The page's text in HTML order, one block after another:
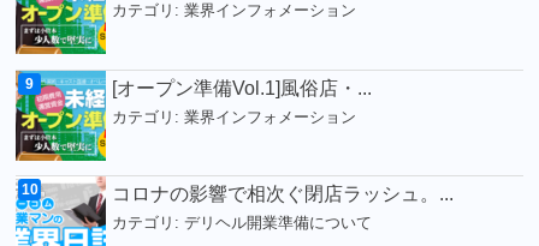
カテゴリ:業界インフォメーション
[オープン準備Vol.1]風俗店・...
カテゴリ:業界インフォメーション
コロナの影響で相次ぐ閉店ラッシュ。...
カテゴリ:デリヘル開業準備について